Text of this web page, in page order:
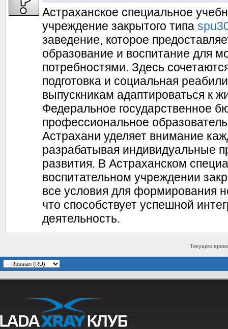
Астраханское специальное
учреждение закрытого типа
заведение, которое
образование и воспитание для
потребностями. Здесь
подготовка и социальная
выпускникам адаптироваться к
Федеральное государственное
профессиональное
Астрахани уделяет внимание
разрабатывая индивидуальные
развития. В Астраханском
воспитательном учреждении
все условия для формирования
что способствует успешной
деятельность.
Текущее